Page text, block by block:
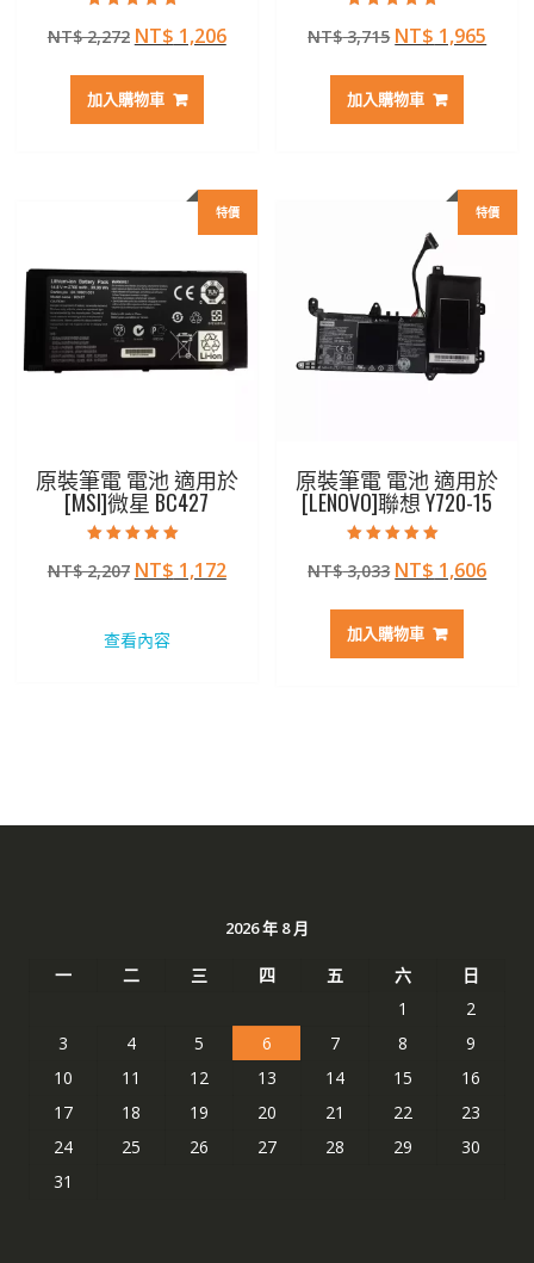
4.50
滿分 5
NT$2,272 原
價
格：
NT$ 1,206目
加入購物車
5.00
滿分 5
NT$3,715 原
價
格：
NT$ 1,965
加入購物車
特價
原裝筆電 電池 適用於
[MSI]微星 BC427
5.00
滿分 5
NT$2,207 原
格：
NT$ 1,172目
查看內容
特價
原裝筆電 電池 適用於
[LENOVO]聯想 Y720-15
5.00
滿分 5
NT$3,033 原
價
格：
NT$ 1,606目
加入購物車
2026 年 8 月
一 二 三 四 五 六
日
1
2
3
4 5 6 7 8
9
10
11 12 13 14 15
16
17
18 19 20 21 22
23
24
25 26 27 28 29
30
31